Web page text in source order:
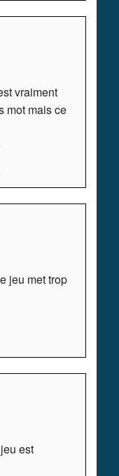
vraiment
mot mais ce
jeu met trop
est